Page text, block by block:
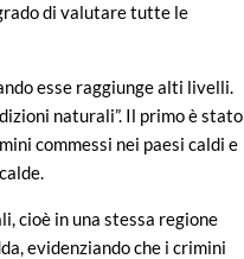
di valutare tutte le
esse raggiunge alti livelli.
naturali”. Il primo è stato
commessi nei paesi caldi e
cioè in una stessa regione
evidenziando che i crimini